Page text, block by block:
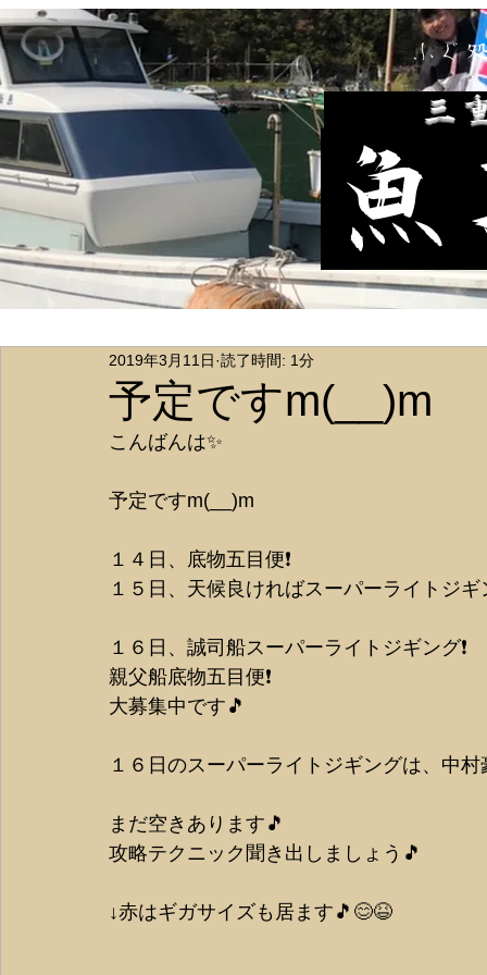
ふぐ
三重
予定ですm(__)m
2019年3月11日 読了時間: 1分
こんばんは✨
予定ですm(__)m
１４日、底物五目便❗️
１５日、天候良ければスーパーライトジギ
１６日、誠司船スーパーライトジギング❗️
親父船底物五目便❗️
大募集中です🎵
１６日のスーパーライトジギングは、中
まだ空きあります🎵
攻略テクニック聞き出しましょう🎵
↓赤はギガサイズも居ます🎵😊😆